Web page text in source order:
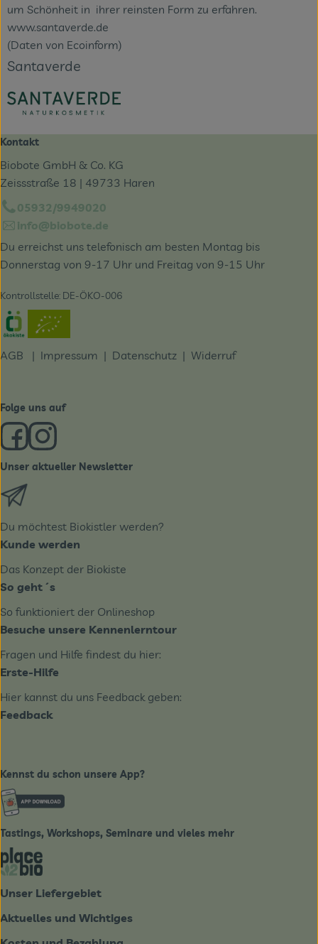
um Schönheit in ihrer reinsten Form zu erfahren.
www.santaverde.de
(Daten von Ecoinform)
Santaverde
Kontakt
Biobote GmbH & Co. KG
Zeissstraße 18 | 49733 Haren
05932/9949020
info@biobote.de
Du erreichst uns telefonisch am besten Montag bis
Donnerstag von 9-17 Uhr und Freitag von 9-15 Uhr
Kontrollstelle: DE-ÖKO-006
Externer Link zu https://www.oekokiste.de/
AGB | Impressum | Datenschutz | Widerruf
Folge uns auf
Externer Link zu https://www.facebook.com/derBiobote/
Externer Link zu https://www.instagram.com/
Unser aktueller Newsletter
Du möchtest Biokistler werden?
Kunde werden
Das Konzept der Biokiste
So geht´s
So funktioniert der Onlineshop
Besuche unsere Kennenlerntour
Fragen und Hilfe findest du hier:
Erste-Hilfe
Hier kannst du uns Feedback geben:
Feedback
Kennst du schon unsere App?
Externer Link zu https://www.biobote-
Tastings, Workshops, Seminare und vieles mehr
Externer Link zu https://place2bio.de/
Unser Liefergebiet
Aktuelles und Wichtiges